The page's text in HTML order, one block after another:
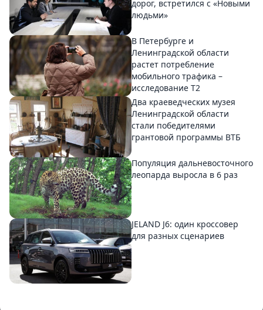
дорог, встретился с «Новыми
людьми»
В Петербурге и
Ленинградской области
растет потребление
мобильного трафика –
исследование T2
Два краеведческих музея
Ленинградской области
стали победителями
грантовой программы ВТБ
Популяция дальневосточного
леопарда выросла в 6 раз
JELAND J6: один кроссовер
для разных сценариев